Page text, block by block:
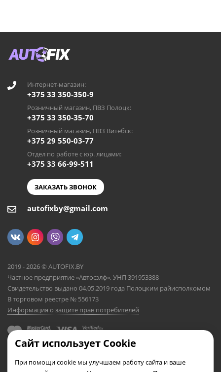
Интернет-магазин:
+375 33 350-350-9
Розничный магазин, ПВЗ Полоцк:
+375 33 350-35-70
Розничный магазин, ПВЗ Витебск:
+375 29 550-03-77
Отдел по работе с юр. лицами:
+375 33 66-99-511
ЗАКАЗАТЬ ЗВОНОК
autofixby@gmail.com
2019 - 2026 © AUTOFIX.BY
Частное предприятие «Автосэлф», УНП 391953388
Свидетельство выдано 04.05.2019 года Полоцким райисполкомом
В торговом реестре № 556173
Информация о защите прав потребителей
Сайт использует Cookie
При помощи cookie мы улучшаем работу сайта и ваше